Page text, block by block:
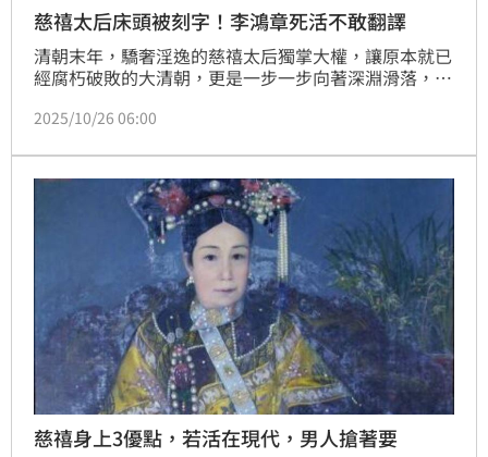
慈禧太后床頭被刻字！李鴻章死活不敢翻譯
清朝末年，驕奢淫逸的慈禧太后獨掌大權，讓原本就已
經腐朽破敗的大清朝，更是一步一步向著深淵滑落，最
的軍費，拿來修建頤和園，最終甲午戰爭大敗，最離譜
向歐洲各國宣戰，導致八國聯軍攻進紫禁城。
2025/10/26 06:00
慈禧身上3優點，若活在現代，男人搶著要